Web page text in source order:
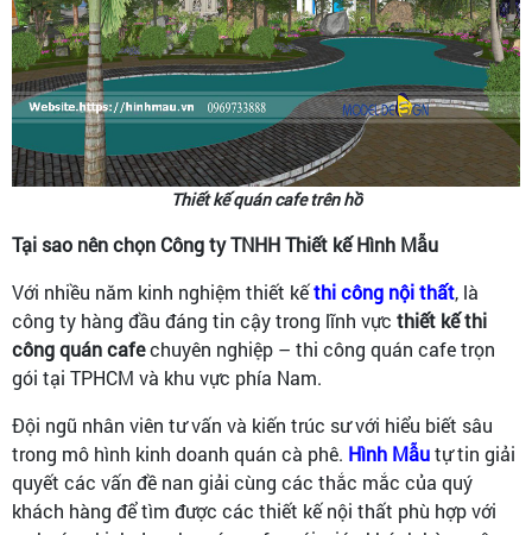
Thiết kế quán cafe trên hồ
Tại sao nên chọn Công ty TNHH Thiết kế Hình Mẫu
Với nhiều năm kinh nghiệm thiết kếthi công nội thất, là
công ty hàng đầu đáng tin cậy trong lĩnh vực thiết kế thi
công quán cafechuyên nghiệp – thi công quán cafe trọn
gói tại TPHCM và khu vực phía Nam.
Đội ngũ nhân viên tư vấn và kiến trúc sư với hiểu biết sâu
trong mô hình kinh doanh quán cà phê. Hình Mẫutự tin giải
quyết các vấn đề nan giải cùng các thắc mắc của quý
khách hàng để tìm được các thiết kế nội thất phù hợp với